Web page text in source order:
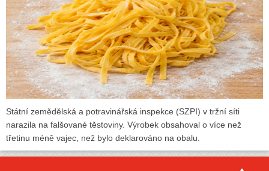
Státní zemědělská a potravinářská inspekce (SZPI) v tržní síti
narazila na falšované těstoviny. Výrobek obsahoval o více než
třetinu méně vajec, než bylo deklarováno na obalu.